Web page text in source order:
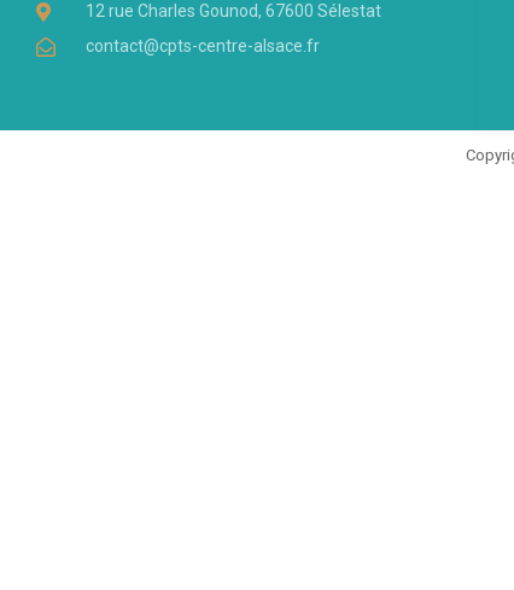
12 rue Charles Gounod, 67600 Sélestat
contact@cpts-centre-alsace.fr